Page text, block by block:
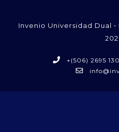
Invenio Universidad Dual
+(506) 2695